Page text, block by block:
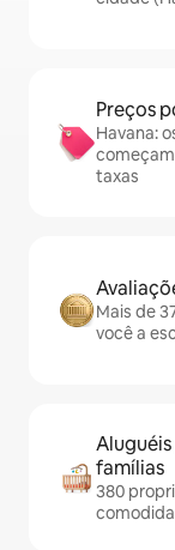
Preços
Havana:
taxas
Mais de
você a
famílias
380